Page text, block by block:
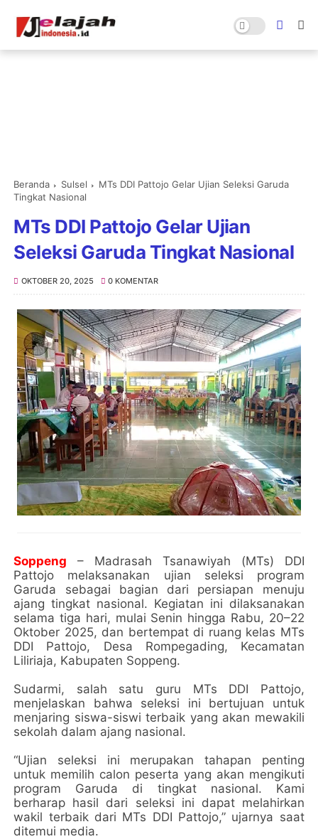
Beranda Sulsel
MTs DDI Pattojo Gelar Ujian Seleksi Garuda
Tingkat Nasional
MTs DDI Pattojo Gelar Ujian
Seleksi Garuda Tingkat Nasional
OKTOBER 20, 2025 0 KOMENTAR
Soppeng – Madrasah Tsanawiyah (MTs) DDI
Pattojo melaksanakan ujian seleksi program
Garuda sebagai bagian dari persiapan menuju
ajang tingkat nasional. Kegiatan ini dilaksanakan
selama tiga hari, mulai Senin hingga Rabu, 20–22
Oktober 2025, dan bertempat di ruang kelas MTs
DDI Pattojo, Desa Rompegading, Kecamatan
Liliriaja, Kabupaten Soppeng.
Sudarmi, salah satu guru MTs DDI Pattojo,
menjelaskan bahwa seleksi ini bertujuan untuk
menjaring siswa-siswi terbaik yang akan mewakili
sekolah dalam ajang nasional.
“Ujian seleksi ini merupakan tahapan penting
untuk memilih calon peserta yang akan mengikuti
program Garuda di tingkat nasional. Kami
berharap hasil dari seleksi ini dapat melahirkan
wakil terbaik dari MTs DDI Pattojo,” ujarnya saat
ditemui media.